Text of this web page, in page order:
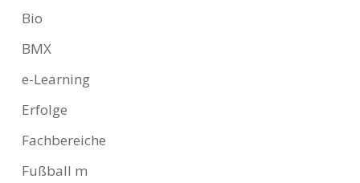
Bio
BMX
e-Learning
Erfolge
Fachbereiche
Fußball m